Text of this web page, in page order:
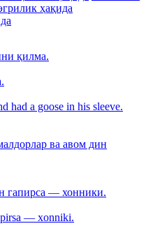
ҳақида
қилма.
had a goose in his sleeve.
ва авом дин
гапирса — хонники.
— xonniki.